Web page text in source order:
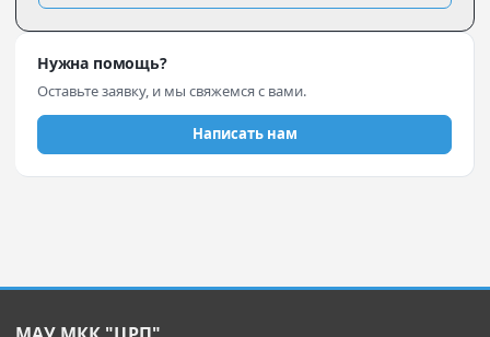
Нужна помощь?
Оставьте заявку, и мы свяжемся с вами.
Написать нам